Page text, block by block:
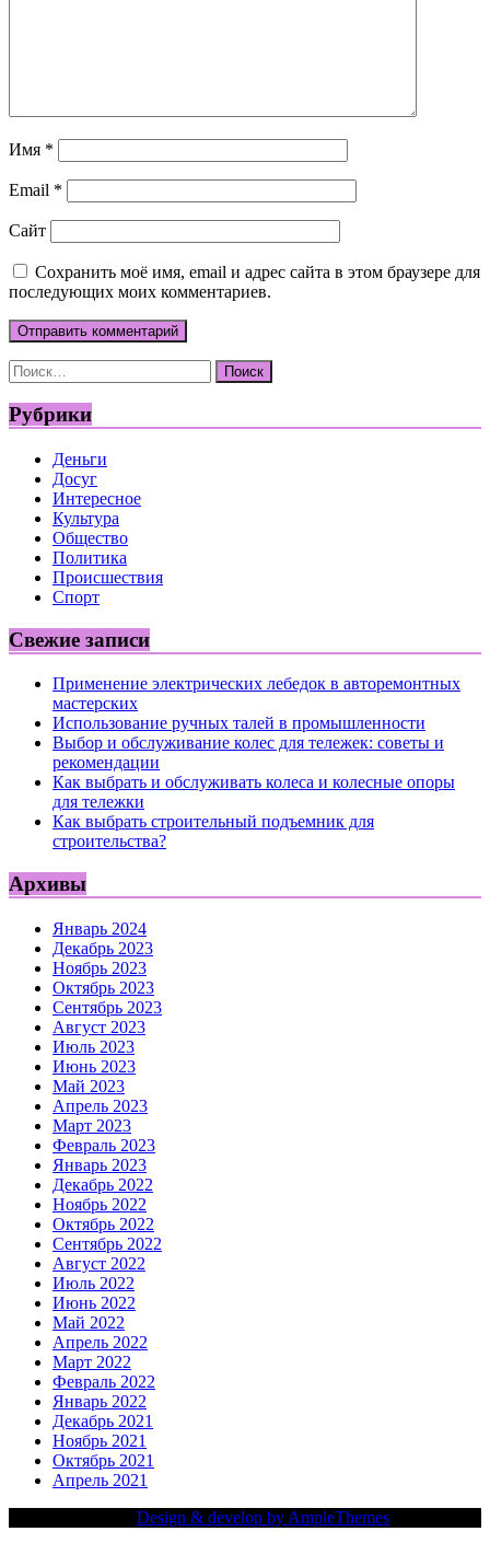
Имя *
Email *
Сайт
Сохранить моё имя, email и адрес сайта в этом браузере для
последующих моих комментариев.
Найти:
Рубрики
Деньги
Досуг
Интересное
Культура
Общество
Политика
Происшествия
Спорт
Свежие записи
Применение электрических лебедок в авторемонтных
мастерских
Использование ручных талей в промышленности
Выбор и обслуживание колес для тележек: советы и
рекомендации
Как выбрать и обслуживать колеса и колесные опоры
для тележки
Как выбрать строительный подъемник для
строительства?
Архивы
Январь 2024
Декабрь 2023
Ноябрь 2023
Октябрь 2023
Сентябрь 2023
Август 2023
Июль 2023
Июнь 2023
Май 2023
Апрель 2023
Март 2023
Февраль 2023
Январь 2023
Декабрь 2022
Ноябрь 2022
Октябрь 2022
Сентябрь 2022
Август 2022
Июль 2022
Июнь 2022
Май 2022
Апрель 2022
Март 2022
Февраль 2022
Январь 2022
Декабрь 2021
Ноябрь 2021
Октябрь 2021
Апрель 2021
Design & develop by AmpleThemes